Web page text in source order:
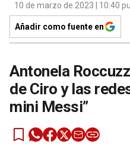
10 de marzo de 2023 | 10:40
Añadir como fuente en
Antonela
de Ciro y las
mini Messi”